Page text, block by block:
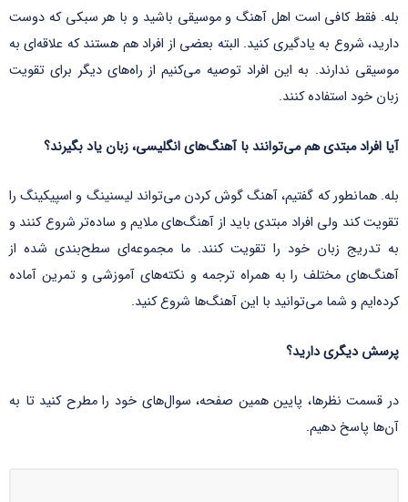
بله. فقط کافی است اهل آهنگ و موسیقی باشید و با هر سبکی که دوست
دارید، شروع به یادگیری کنید. البته بعضی از افراد هم هستند که علاقه‌ای به
موسیقی ندارند. به این افراد توصیه می‌کنیم از راه‌های دیگر برای تقویت
زبان خود استفاده کنند.
آیا افراد مبتدی هم می‌توانند با آهنگ‌های انگلیسی، زبان یاد بگیرند؟
بله. همانطور که گفتیم، آهنگ گوش کردن می‌تواند لیسنینگ و اسپیکینگ را
تقویت کند ولی افراد مبتدی باید از آهنگ‌های ملایم و ساده‌تر شروع کنند و
به تدریج زبان خود را تقویت کنند. ما مجموعه‌ای سطح‌بندی شده از
آهنگ‌های مختلف را به همراه ترجمه و نکته‌های آموزشی و تمرین آماده
کرده‌ایم و شما می‌توانید با این آهنگ‌ها شروع کنید.
پرسش دیگری دارید؟
در قسمت نظرها، پایین همین صفحه، سوال‌های خود را مطرح کنید تا به
آن‌ها پاسخ دهیم.